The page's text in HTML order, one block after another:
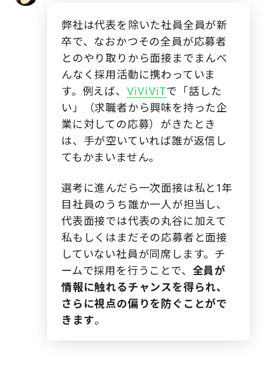
弊社は代表を除いた社員全員が新
卒で、なおかつその全員が応募者
とのやり取りから面接までまんべ
んなく採用活動に携わっていま
す。例えば、 ViViViTで「話した
い」（求職者から興味を持った企
業に対しての応募）がきたとき
は、手が空いていれば誰が返信し
てもかまいません。
選考に進んだら一次面接は私と1年
目社員のうち誰か一人が担当し、
代表面接では代表の丸谷に加えて
私もしくはまだその応募者と面接
していない社員が同席します。チ
ームで採用を行うことで、 全員が
情報に触れるチャンスを得られ、
さらに視点の偏りを防ぐことがで
きます。